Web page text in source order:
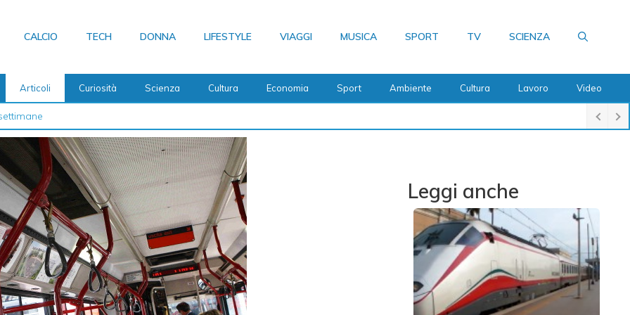
CALCIO TECH DONNA LIFESTYLE VIAGGI MUSICA SPORT TV SCIENZA
Articoli Curiosità Scienza Cultura Economia Sport Ambiente Cultura Lavoro Video
Leggi anche